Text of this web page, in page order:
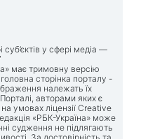
суб’єктів у сфері медіа —
має тримовну версію
сторінка порталу -
належать їх
авторами яких є
умовах ліцензії Creative
«РБК-Україна» може
судження не підлягають